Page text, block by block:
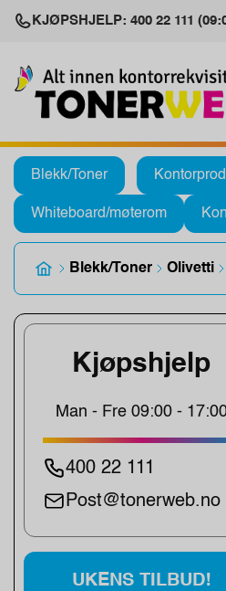
KJØPSHJELP: 400 22 111
Blekk/Toner
Whiteboard/møterom
Blekk/Toner Olivetti
Kjøpshjelp
Man - Fre 09:00 -
400 22 111
Post@tonerweb.no
UKENS TILBUD!